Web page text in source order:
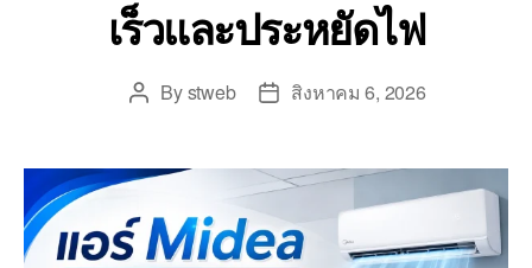
เร็วและประหยัดไฟ
Bystweb สิงหาคม 6, 2026